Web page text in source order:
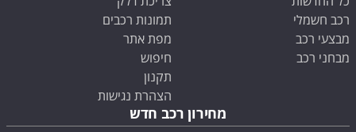
רכב חשמלי
מבצעי רכב
מבחני רכב
תמונות רכבים
מפת אתר
חיפוש
תקנון
הצהרת נגישות
מחירון רכב חדש